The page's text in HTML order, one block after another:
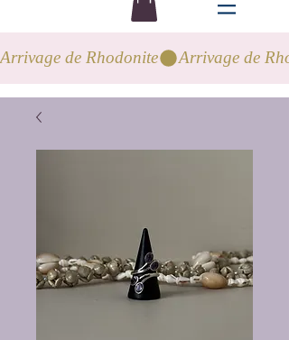
Arrivage de Rhodonite